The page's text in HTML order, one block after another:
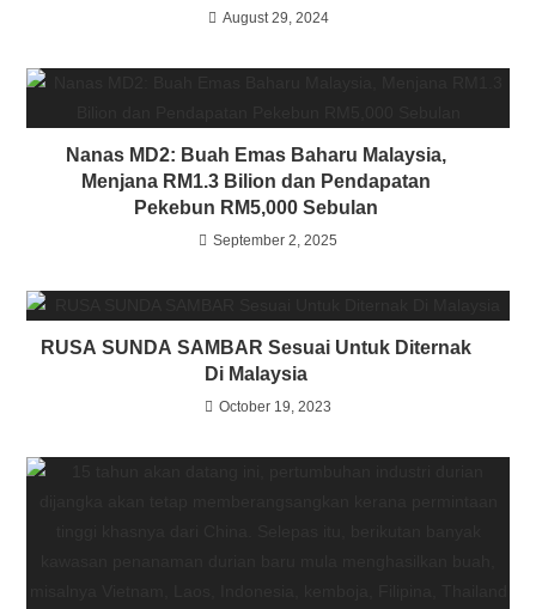
August 29, 2024
Nanas MD2: Buah Emas Baharu Malaysia,
Menjana RM1.3 Bilion dan Pendapatan
Pekebun RM5,000 Sebulan
September 2, 2025
RUSA SUNDA SAMBAR Sesuai Untuk Diternak
Di Malaysia
October 19, 2023